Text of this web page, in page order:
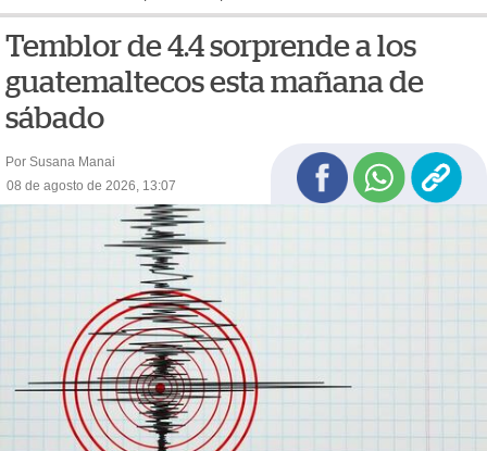
Temblor de 4.4 sorprende a los
guatemaltecos esta mañana de
sábado
Por Susana Manai
08 de agosto de 2026, 13:07